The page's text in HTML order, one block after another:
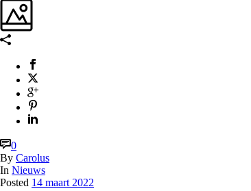
0
By Carolus
In Nieuws
Posted 14 maart 2022